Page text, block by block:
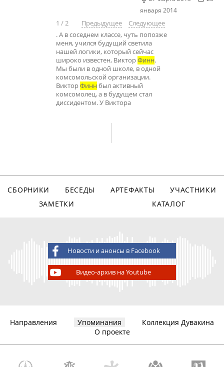
января 2014
1 /2 Предыдущее
Следующее
. А в соседнем классе, чуть попозже
меня, учился будущий светила
нашей логики, который сейчас
широко известен, ВикторФинн.
Мы были в одной школе, в одной
комсомольской организации.
ВикторФинн был активный
комсомолец, а в будущем стал
диссидентом. У Виктора
СБОРНИКИ БЕСЕДЫ АРТЕФАКТЫ
УЧАСТНИКИ
ЗАМЕТКИ
КАТАЛОГ
Новости и анонсы в Facebook
Видео-архив на Youtube
Направления Упоминания
Коллекция Дувакина
О проекте